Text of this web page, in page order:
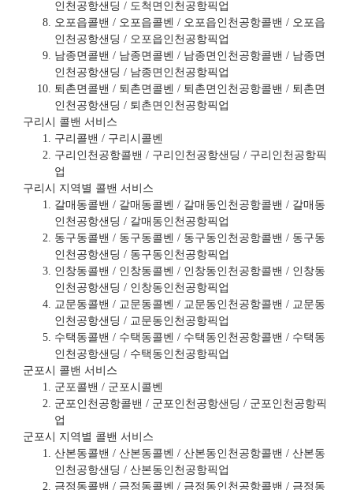
인천공항샌딩 / 도척면인천공항픽업
오포읍콜밴 / 오포읍콜벤 / 오포읍인천공항콜밴 / 오포읍
인천공항샌딩 / 오포읍인천공항픽업
남종면콜밴 / 남종면콜벤 / 남종면인천공항콜밴 / 남종면
인천공항샌딩 / 남종면인천공항픽업
퇴촌면콜밴 / 퇴촌면콜벤 / 퇴촌면인천공항콜밴 / 퇴촌면
인천공항샌딩 / 퇴촌면인천공항픽업
구리시 콜밴 서비스
구리콜밴 / 구리시콜벤
구리인천공항콜밴 / 구리인천공항샌딩 / 구리인천공항픽
업
구리시 지역별 콜밴 서비스
갈매동콜밴 / 갈매동콜벤 / 갈매동인천공항콜밴 / 갈매동
인천공항샌딩 / 갈매동인천공항픽업
동구동콜밴 / 동구동콜벤 / 동구동인천공항콜밴 / 동구동
인천공항샌딩 / 동구동인천공항픽업
인창동콜밴 / 인창동콜벤 / 인창동인천공항콜밴 / 인창동
인천공항샌딩 / 인창동인천공항픽업
교문동콜밴 / 교문동콜벤 / 교문동인천공항콜밴 / 교문동
인천공항샌딩 / 교문동인천공항픽업
수택동콜밴 / 수택동콜벤 / 수택동인천공항콜밴 / 수택동
인천공항샌딩 / 수택동인천공항픽업
군포시 콜밴 서비스
군포콜밴 / 군포시콜벤
군포인천공항콜밴 / 군포인천공항샌딩 / 군포인천공항픽
업
군포시 지역별 콜밴 서비스
산본동콜밴 / 산본동콜벤 / 산본동인천공항콜밴 / 산본동
인천공항샌딩 / 산본동인천공항픽업
금정동콜밴 / 금정동콜벤 / 금정동인천공항콜밴 / 금정동